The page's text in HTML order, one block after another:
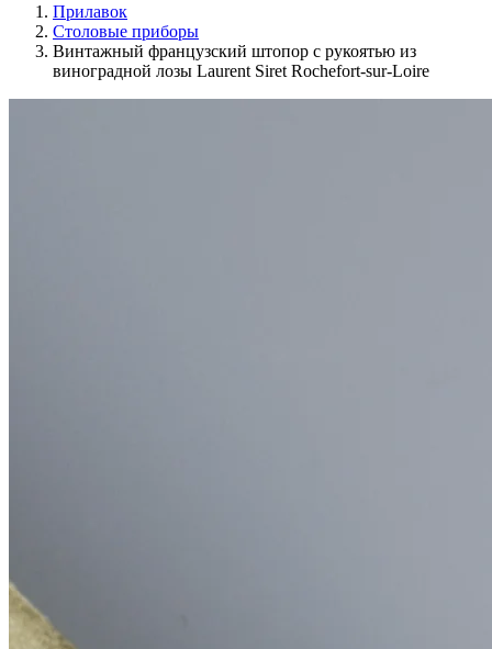
Прилавок
Столовые приборы
Винтажный французский штопор с рукоятью из
виноградной лозы Laurent Siret Rochefort-sur-Loire